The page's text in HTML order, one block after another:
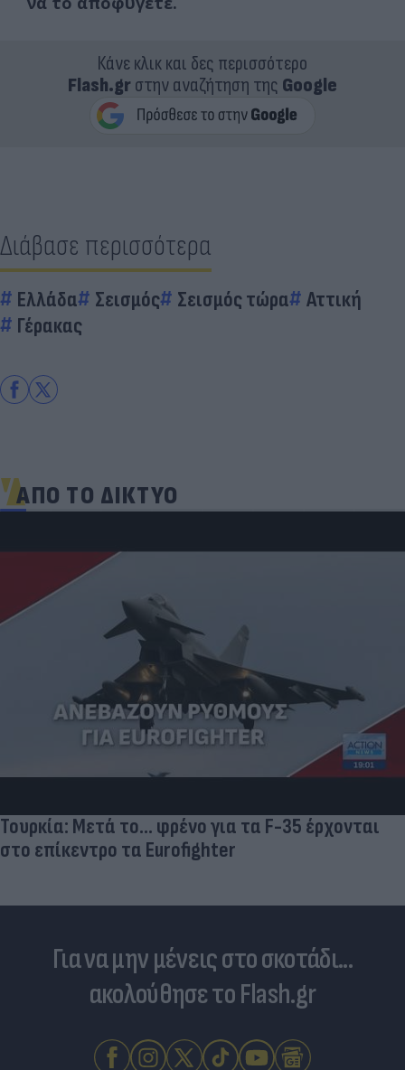
Κάνε κλικ και δες περισσότερο
Flash.grστην αναζήτηση της Google
Διάβασε περισσότερα
Ελλάδα Σεισμός Σεισμός τώρα
Αττική
Γέρακας
ΑΠΟ ΤΟ ΔΙΚΤΥΟ
Τουρκία: Μετά το... φρένο για τα F-35 έρχονται
στο επίκεντρο τα Eurofighter
Για να μην μένεις στο σκοτάδι...
ακολούθησε το Flash.gr